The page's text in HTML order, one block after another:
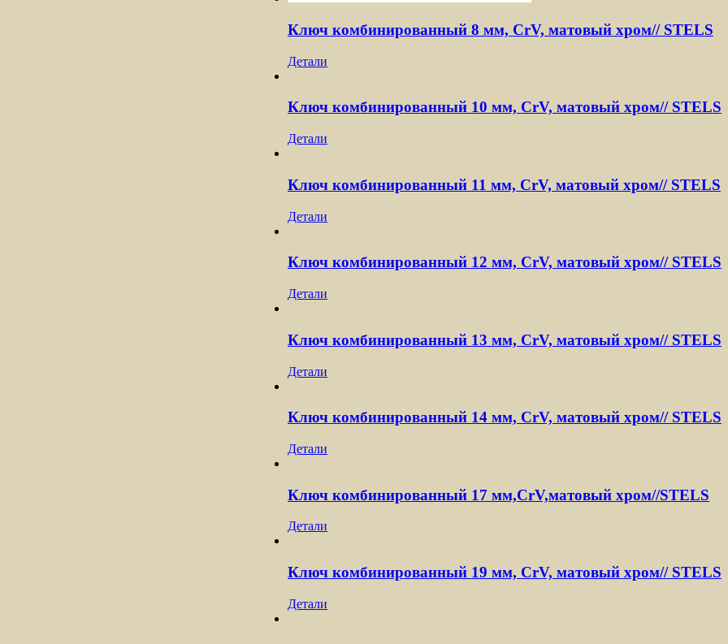
Ключ комбинированный 8 мм, CrV, матовый хром// STELS
Детали
Ключ комбинированный 10 мм, CrV, матовый хром// STELS
Детали
Ключ комбинированный 11 мм, CrV, матовый хром// STELS
Детали
Ключ комбинированный 12 мм, CrV, матовый хром// STELS
Детали
Ключ комбинированный 13 мм, CrV, матовый хром// STELS
Детали
Ключ комбинированный 14 мм, CrV, матовый хром// STELS
Детали
Ключ комбинированный 17 мм,CrV,матовый хром//STELS
Детали
Ключ комбинированный 19 мм, CrV, матовый хром// STELS
Детали